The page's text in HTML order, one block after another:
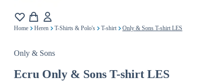
Home Heren T-Shirts & Polo's T-shirt Only & Sons T-shirt LES
Only & Sons
Ecru Only & Sons T-shirt LES